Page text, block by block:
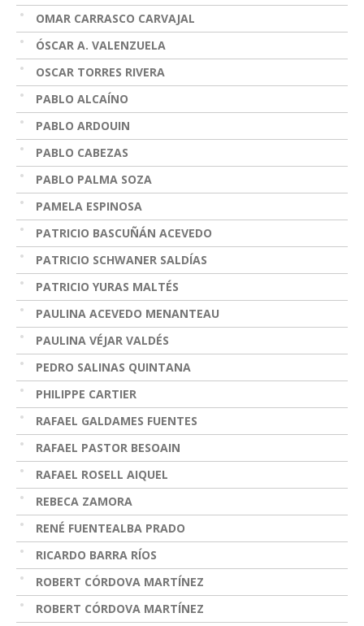
OMAR CARRASCO CARVAJAL
ÓSCAR A. VALENZUELA
OSCAR TORRES RIVERA
PABLO ALCAÍNO
PABLO ARDOUIN
PABLO CABEZAS
PABLO PALMA SOZA
PAMELA ESPINOSA
PATRICIO BASCUÑÁN ACEVEDO
PATRICIO SCHWANER SALDÍAS
PATRICIO YURAS MALTÉS
PAULINA ACEVEDO MENANTEAU
PAULINA VÉJAR VALDÉS
PEDRO SALINAS QUINTANA
PHILIPPE CARTIER
RAFAEL GALDAMES FUENTES
RAFAEL PASTOR BESOAIN
RAFAEL ROSELL AIQUEL
REBECA ZAMORA
RENÉ FUENTEALBA PRADO
RICARDO BARRA RÍOS
ROBERT CÓRDOVA MARTÍNEZ
ROBERT CÓRDOVA MARTÍNEZ